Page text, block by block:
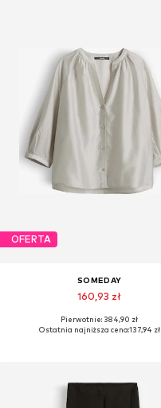
OFERTA
SOMEDAY
160,93 zł
Dostępne rozmiary: S, M, L
Pierwotnie: 384,90 zł
Ostatnia najniższa cena:137,94 zł